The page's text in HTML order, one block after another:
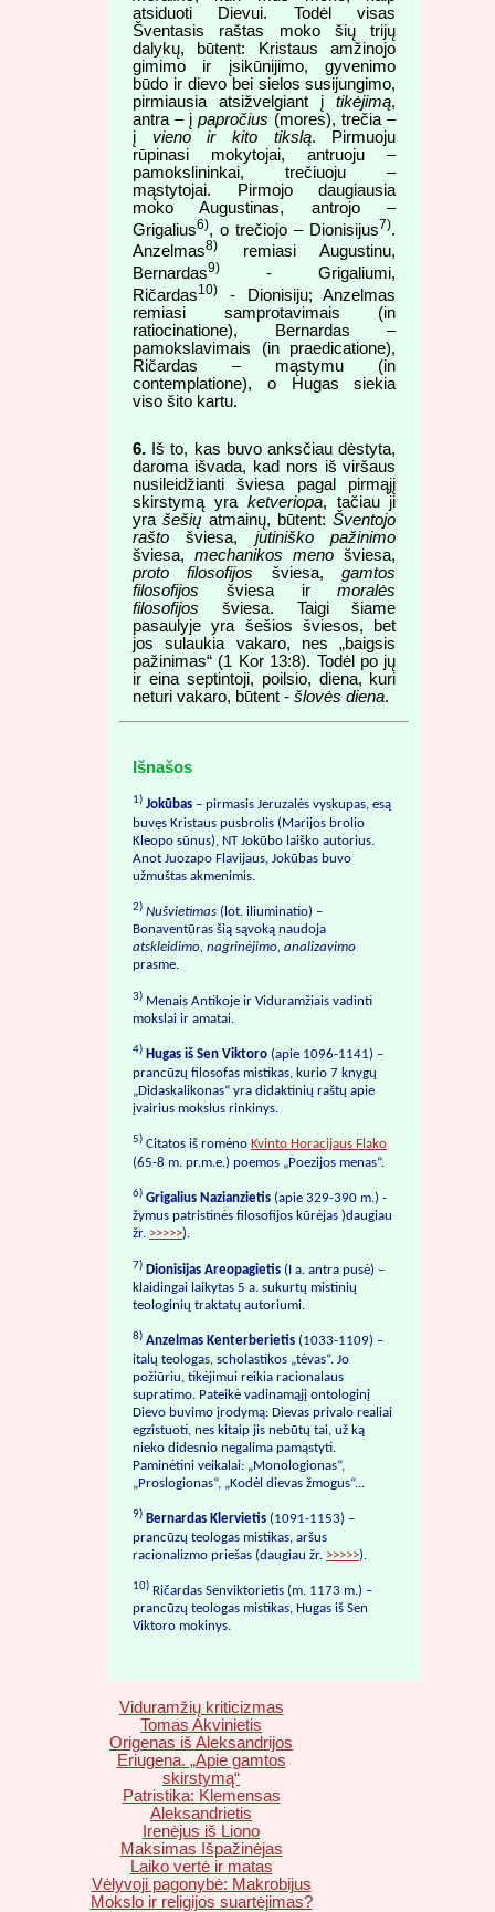
atsiduoti Dievui. Todėl visas
Šventasis raštas moko šių trijų
dalykų, būtent: Kristaus amžinojo
gimimo ir įsikūnijimo, gyvenimo
būdo ir dievo bei sielos susijungimo,
pirmiausia atsižvelgiant įtikėjimą,
antra – įpapročius (mores), trečia –
į vieno ir kito tikslą. Pirmuoju
rūpinasi mokytojai, antruoju –
pamokslininkai, trečiuoju –
mąstytojai. Pirmojo daugiausia
moko Augustinas, antrojo –
Grigalius6), o trečiojo – Dionisijus7).
Anzelmas8) remiasi Augustinu,
Bernardas9) - Grigaliumi,
Ričardas10) - Dionisiju; Anzelmas
remiasi samprotavimais (in
ratiocinatione), Bernardas –
pamokslavimais (in praedicatione),
Ričardas – mąstymu (in
contemplatione), o Hugas siekia
viso šito kartu.
6. Iš to, kas buvo anksčiau dėstyta,
daroma išvada, kad nors iš viršaus
nusileidžianti šviesa pagal pirmąjį
skirstymą yra ketveriopa, tačiau ji
yrašešių atmainų, būtent:Šventojo
rašto šviesa, jutiniško pažinimo
šviesa,mechanikos meno šviesa,
proto filosofijos šviesa,gamtos
filosofijos šviesa irmoralės
filosofijos šviesa. Taigi šiame
pasaulyje yra šešios šviesos, bet
jos sulaukia vakaro, nes „baigsis
pažinimas“ (1 Kor 13:8). Todėl po jų
ir eina septintoji, poilsio, diena, kuri
neturi vakaro, būtent - šlovės diena.
Išnašos
1) Jokūbas – pirmasis Jeruzalės vyskupas, esą
buvęs Kristaus pusbrolis (Marijos brolio
Kleopo sūnus), NT Jokūbo laiško autorius.
Anot Juozapo Flavijaus, Jokūbas buvo
užmuštas akmenimis.
2) Nušvietimas (lot. iliuminatio) –
Bonaventūras šią sąvoką naudoja
atskleidimo, nagrinėjimo, analizavimo
prasme.
3) Menais Antikoje ir Viduramžiais vadinti
mokslai ir amatai.
4) Hugas iš Sen Viktoro (apie 1096-1141) –
prancūzų filosofas mistikas, kurio 7 knygų
„Didaskalikonas“ yra didaktinių raštų apie
įvairius mokslus rinkinys.
5) Citatos iš romėno Kvinto Horacijaus Flako
(65-8 m. pr.m.e.) poemos „Poezijos menas“.
6) Grigalius Nazianzietis (apie 329-390 m.) -
žymus patristinės filosofijos kūrėjas )daugiau
žr. >>>>>).
7) Dionisijas Areopagietis (I a. antra pusė) –
klaidingai laikytas 5 a. sukurtų mistinių
teologinių traktatų autoriumi.
8) Anzelmas Kenterberietis (1033-1109) –
italų teologas, scholastikos „tėvas“. Jo
požiūriu, tikėjimui reikia racionalaus
supratimo. Pateikė vadinamąjį ontologinį
Dievo buvimo įrodymą: Dievas privalo realiai
egzistuoti, nes kitaip jis nebūtų tai, už ką
nieko didesnio negalima pamąstyti.
Paminėtini veikalai: „Monologionas“,
„Proslogionas“, „Kodėl dievas žmogus“...
9) Bernardas Klervietis (1091-1153) –
prancūzų teologas mistikas, aršus
racionalizmo priešas (daugiau žr. >>>>>).
10) Ričardas Senviktorietis (m. 1173 m.) –
prancūzų teologas mistikas, Hugas iš Sen
Viktoro mokinys.
Viduramžių kriticizmas
Tomas Akvinietis
Origenas iš Aleksandrijos
Eriugena. „Apie gamtos
skirstymą“
Patristika: Klemensas
Aleksandrietis
Irenėjus iš Liono
Maksimas Išpažinėjas
Laiko vertė ir matas
Vėlyvoji pagonybė: Makrobijus
Mokslo ir religijos suartėjimas?